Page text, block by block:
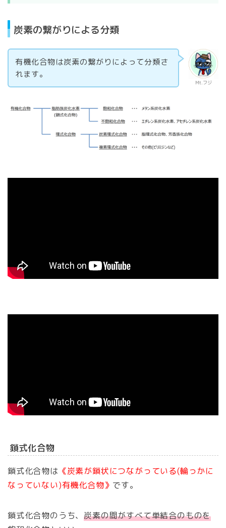
炭素の繋がりによる分類
Mt.フジ
有機化合物は炭素の繋がりによって分類さ
れます。
鎖式化合物
鎖式化合物は 《炭素が鎖状につながっている(輪っかに
なっていない)有機化合物》 です。
鎖式化合物のうち、炭素の間がすべて単結合のものを